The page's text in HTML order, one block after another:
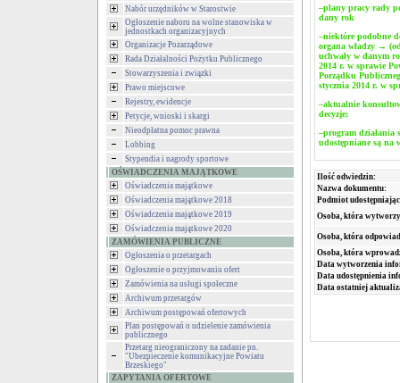
Nabór urzędników w Starostwie
Ogłoszenie naboru na wolne stanowiska w
jednostkach organizacyjnych
Organizacje Pozarządowe
Rada Działalności Pożytku Publicznego
Stowarzyszenia i związki
Prawo miejscowe
Rejestry, ewidencje
Petycje, wnioski i skargi
Nieodpłatna pomoc prawna
Lobbing
Stypendia i nagrody sportowe
OŚWIADCZENIA MAJĄTKOWE
Oświadczenia majątkowe
Oświadczenia majątkowe 2018
Oświadczenia majątkowe 2019
Oświadczenia majątkowe 2020
ZAMÓWIENIA PUBLICZNE
Ogłoszenia o przetargach
Ogłoszenie o przyjmowaniu ofert
Zamówienia na usługi społeczne
Archiwum przetargów
Archiwum postępowań ofertowych
Plan postępowań o udzielenie zamówienia
publicznego
Przetarg nieograniczony na zadanie pn.
"Ubezpieczenie komunikacyjne Powiatu
Brzeskiego"
ZAPYTANIA OFERTOWE
–plany pracy rady
dany rok
–niektóre podobne
organa władzy →
uchwały w danym
2014 r. w sprawie
Porządku
stycznia 2014 r. w
–aktualnie
decyzje;
–program działania
udostępniane są na
Ilość odwiedzin:
Nazwa dokumentu:
Podmiot
Osoba, która
Osoba, która
Osoba, która
Data wytworzenia
Data udostępnienia
Data ostatniej